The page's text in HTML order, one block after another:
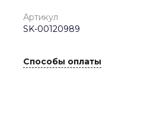
Артикул
SK-00120989
Способы оплаты